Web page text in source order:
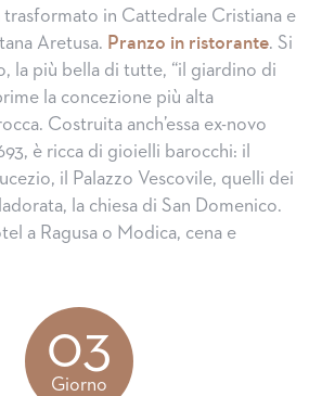
trasformato in Cattedrale Cristiana e
Aretusa. Pranzo in ristorante. Si
la più bella di tutte, “il giardino di
la concezione più alta
Costruita anch’essa ex-novo
è ricca di gioielli barocchi: il
il Palazzo Vescovile, quelli dei
la chiesa di San Domenico.
a Ragusa o Modica, cena e
03
Giorno